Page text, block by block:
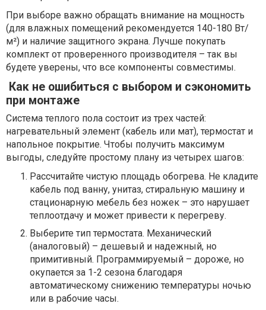
При выборе важно обращать внимание на мощность
(для влажных помещений рекомендуется 140-180 Вт/
м²) и наличие защитного экрана. Лучше покупать
комплект от проверенного производителя – так вы
будете уверены, что все компоненты совместимы.
Как не ошибиться с выбором и сэкономить
при монтаже
Система теплого пола состоит из трех частей:
нагревательный элемент (кабель или мат), термостат и
напольное покрытие. Чтобы получить максимум
выгоды, следуйте простому плану из четырех шагов:
Рассчитайте чистую площадь обогрева. Не кладите
кабель под ванну, унитаз, стиральную машину и
стационарную мебель без ножек – это нарушает
теплоотдачу и может привести к перегреву.
Выберите тип термостата. Механический
(аналоговый) – дешевый и надежный, но
примитивный. Программируемый – дороже, но
окупается за 1-2 сезона благодаря
автоматическому снижению температуры ночью
или в рабочие часы.